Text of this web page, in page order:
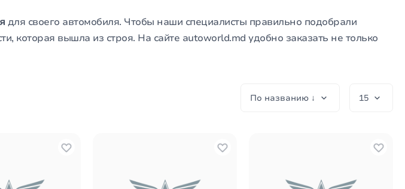
для своего автомобиля. Чтобы наши специалисты правильно подобрали
которая вышла из строя. На сайте autoworld.md удобно заказать не только